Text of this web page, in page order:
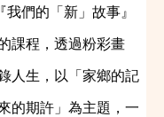
們的「新」故事』
課程，透過粉彩畫
人生，以「家鄉的記
的期許」為主題，一